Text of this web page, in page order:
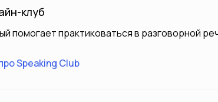
клуб
помогает практиковаться в разговорной
Speaking Club